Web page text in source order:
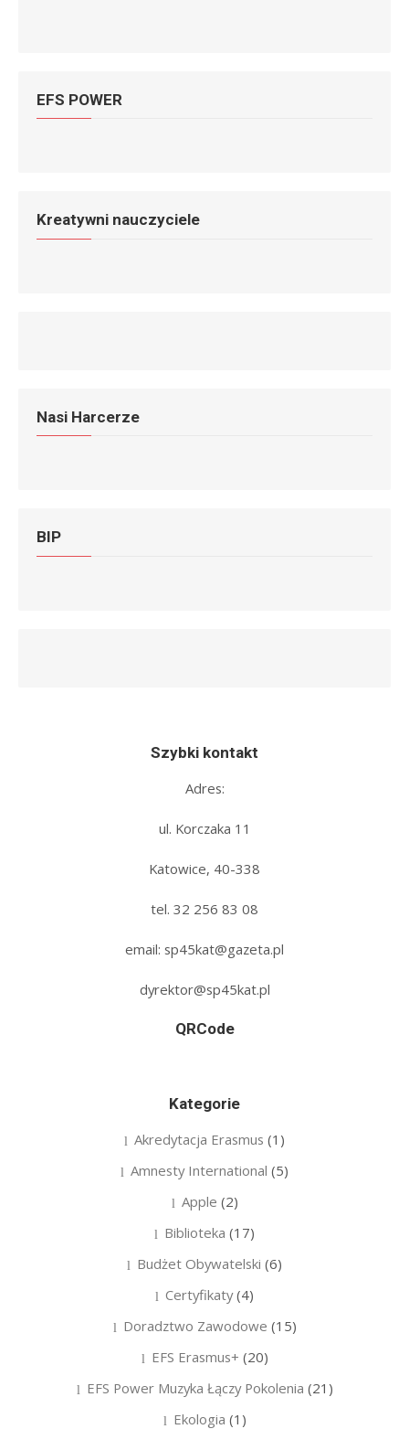
EFS POWER
Kreatywni nauczyciele
Nasi Harcerze
BIP
Szybki kontakt
Adres:
ul. Korczaka 11
Katowice, 40-338
tel. 32 256 83 08‬
email: sp45kat@gazeta.pl
dyrektor@sp45kat.pl
QRCode
Kategorie
Akredytacja Erasmus (1)
Amnesty International (5)
Apple (2)
Biblioteka (17)
Budżet Obywatelski (6)
Certyfikaty(4)
Doradztwo Zawodowe (15)
EFS Erasmus+ (20)
EFS Power Muzyka Łączy Pokolenia (21)
Ekologia (1)